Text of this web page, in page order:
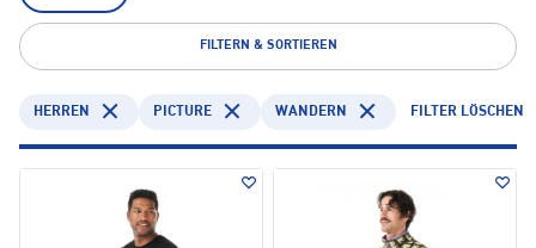
FILTERN & SORTIEREN
HERREN PICTURE WANDERN FILTER LÖSCHEN